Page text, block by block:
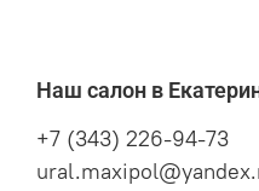
Наш салон в
+7 (343) 226-94-73